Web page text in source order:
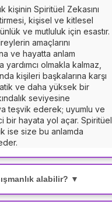
kişinin Spiritüel Zekasını
kişisel ve kitlesel
ve mutluluk için esastır.
amaçlarını
ve hayatta anlam
yardımcı olmakla kalmaz,
kişileri başkalarına karşı
ve daha yüksek bir
seviyesine
teşvik ederek; uyumlu ve
bir hayata yol açar. Spiritüel
ise size bu anlamda
alabilir? ▼